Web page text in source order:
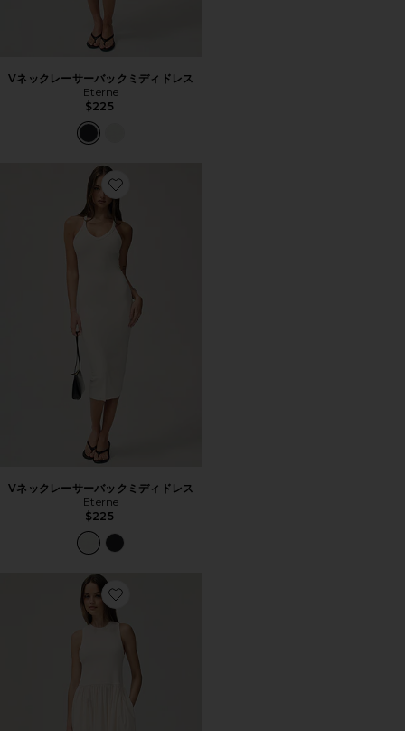
Vネックレーサーバックミディドレス
Eterne
$225
Favorite Vネックレーサーバックミディドレス
Vネックレーサーバックミディドレス
Eterne
$225
Favorite THE RSVP ドレス